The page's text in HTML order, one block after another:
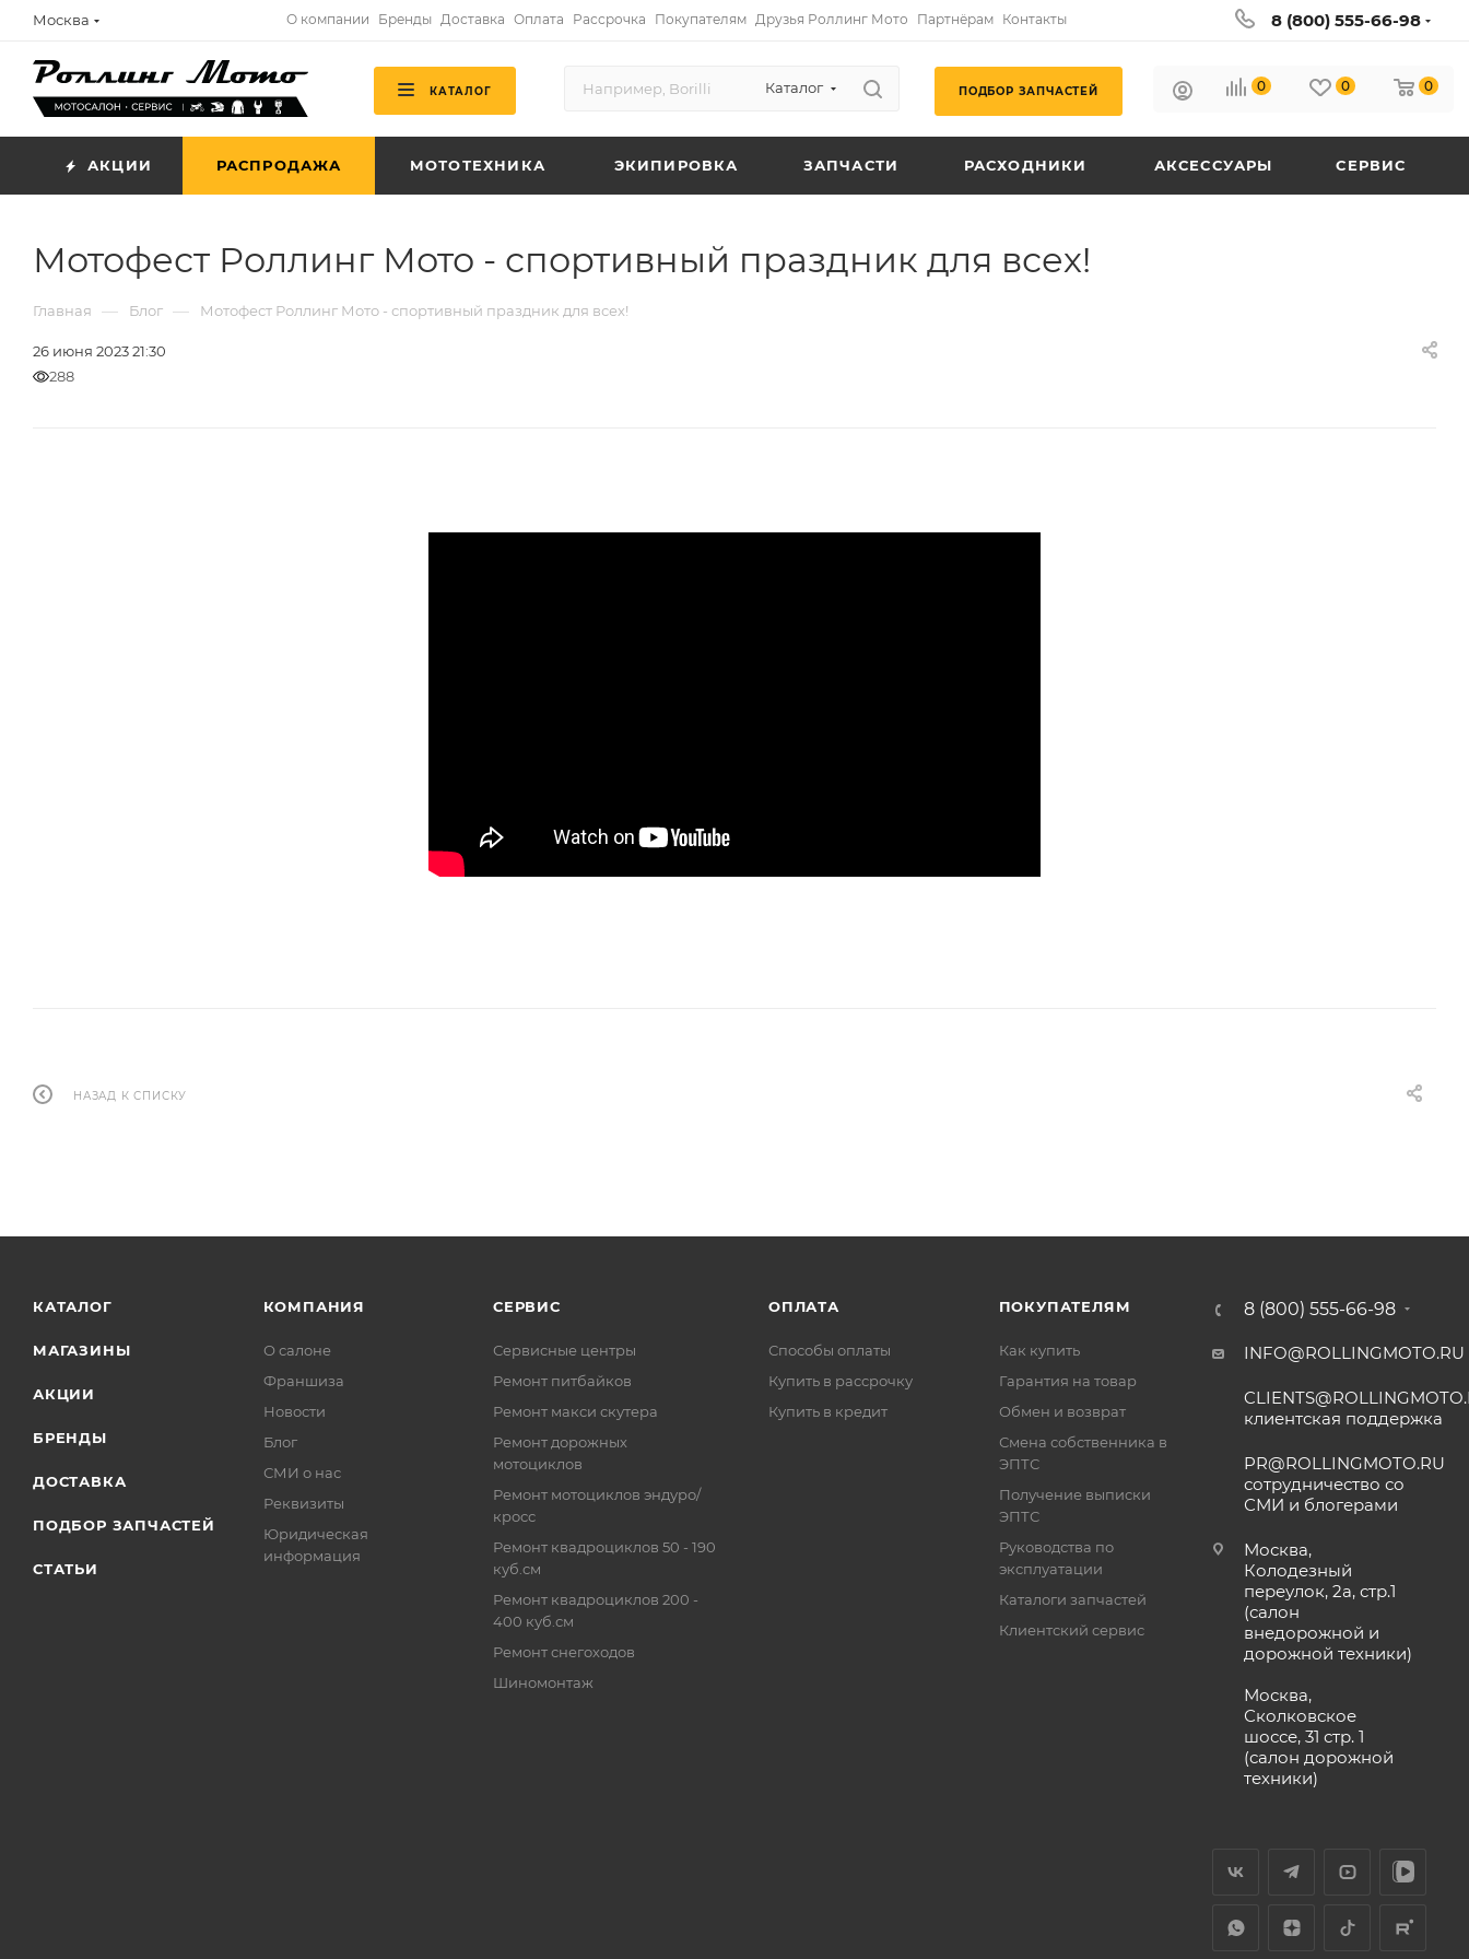
Москва О компании Бренды Доставка Оплата Рассрочка Покупателям Друзья Роллинг Мото Партнёрам Контакты 8 (800) 555-66-98
КАТАЛОГ Каталог ПОДБОР ЗАПЧАСТЕЙ 0 0 0
АКЦИИ РАСПРОДАЖА МОТОТЕХНИКА ЭКИПИРОВКА ЗАПЧАСТИ РАСХОДНИКИ АКСЕССУАРЫ СЕРВИС
Мотофест Роллинг Мото - спортивный праздник для всех!
Главная — Блог — Мотофест Роллинг Мото - спортивный праздник для всех!
26 июня 2023 21:30
288
НАЗАД К СПИСКУ
КАТАЛОГ
МАГАЗИНЫ
АКЦИИ
БРЕНДЫ
ДОСТАВКА
ПОДБОР ЗАПЧАСТЕЙ
СТАТЬИ
КОМПАНИЯ
О салоне
Франшиза
Новости
Блог
СМИ о нас
Реквизиты
Юридическая
информация
СЕРВИС
Сервисные центры
Ремонт питбайков
Ремонт макси скутера
Ремонт дорожных
мотоциклов
Ремонт мотоциклов эндуро/
кросс
Ремонт квадроциклов 50 - 190
куб.см
Ремонт квадроциклов 200 -
400 куб.см
Ремонт снегоходов
Шиномонтаж
ОПЛАТА
Способы оплаты
Купить в рассрочку
Купить в кредит
ПОКУПАТЕЛЯМ
Как купить
Гарантия на товар
Обмен и возврат
Смена собственника в
ЭПТС
Получение выписки
ЭПТС
Руководства по
эксплуатации
Каталоги запчастей
Клиентский сервис
8 (800) 555-66-98
INFO@ROLLINGMOTO.RU
клиентская поддержка
PR@ROLLINGMOTO.RU
сотрудничество со
СМИ и блогерами
Москва,
Колодезный
переулок, 2а, стр.1
(салон
внедорожной и
дорожной техники)
Москва,
Сколковское
шоссе, 31 стр. 1
(салон дорожной
техники)